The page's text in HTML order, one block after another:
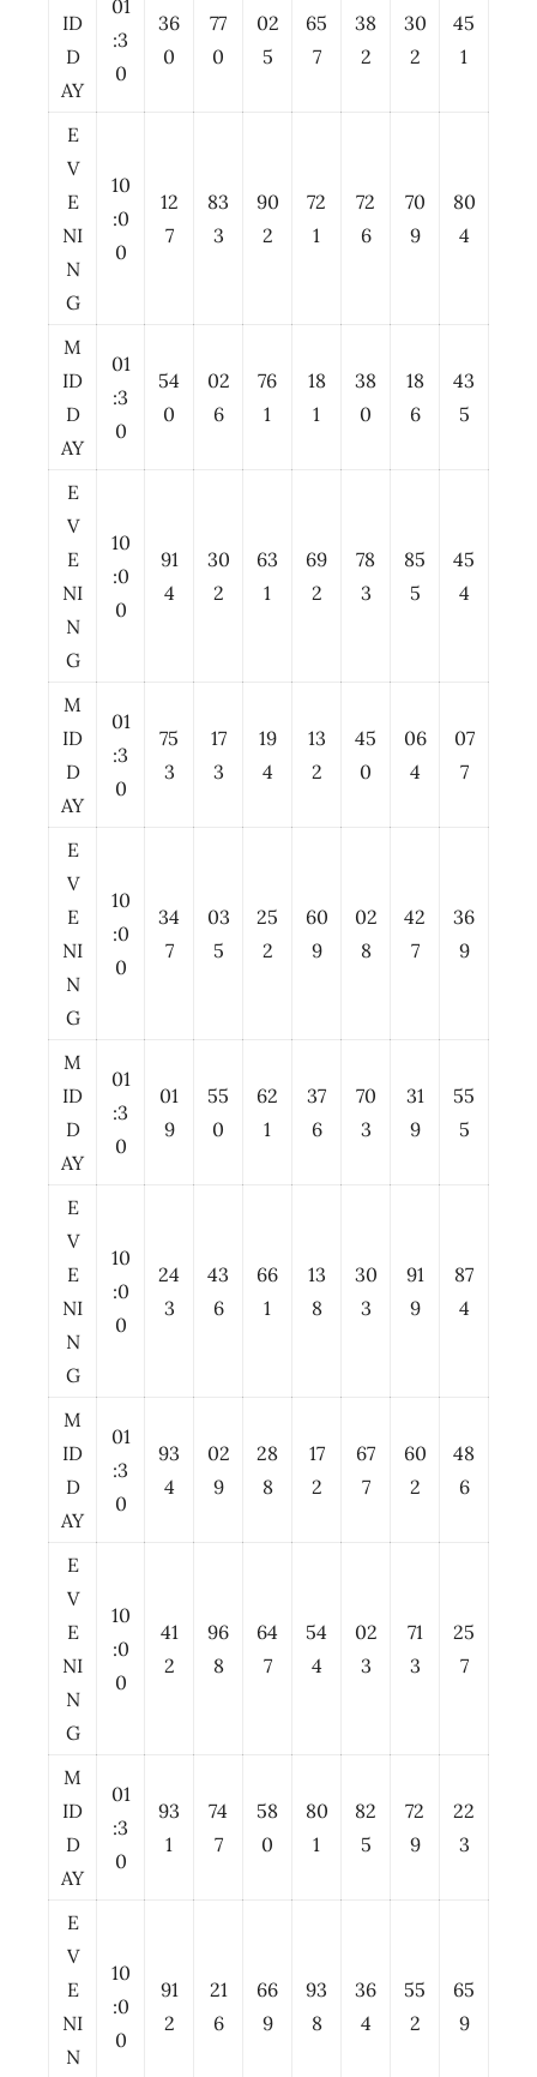
ID
D
AY
01
:3
0
36
0
77
0
02
5
65
7
38
2
30
2
45
1
E
V
E
NI
N
G
10
:0
0
12
7
83
3
90
2
72
1
72
6
70
9
80
4
M
ID
D
AY
01
:3
0
54
0
02
6
76
1
18
1
38
0
18
6
43
5
E
V
E
NI
N
G
10
:0
0
91
4
30
2
63
1
69
2
78
3
85
5
45
4
M
ID
D
AY
01
:3
0
75
3
17
3
19
4
13
2
45
0
06
4
07
7
E
V
E
NI
N
G
10
:0
0
34
7
03
5
25
2
60
9
02
8
42
7
36
9
M
ID
D
AY
01
:3
0
01
9
55
0
62
1
37
6
70
3
31
9
55
5
E
V
E
NI
N
G
10
:0
0
24
3
43
6
66
1
13
8
30
3
91
9
87
4
M
ID
D
AY
01
:3
0
93
4
02
9
28
8
17
2
67
7
60
2
48
6
E
V
E
NI
N
G
10
:0
0
41
2
96
8
64
7
54
4
02
3
71
3
25
7
M
ID
D
AY
01
:3
0
93
1
74
7
58
0
80
1
82
5
72
9
22
3
E
V
E
NI
N
10
:0
0
91
2
21
6
66
9
93
8
36
4
55
2
65
9